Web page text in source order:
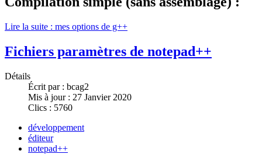
Lire la suite : mes options de g++
Fichiers paramètres de notepad++
Détails
Écrit par : bcag2
Mis à jour : 27 Janvier 2020
Clics : 5760
développement
éditeur
notepad++